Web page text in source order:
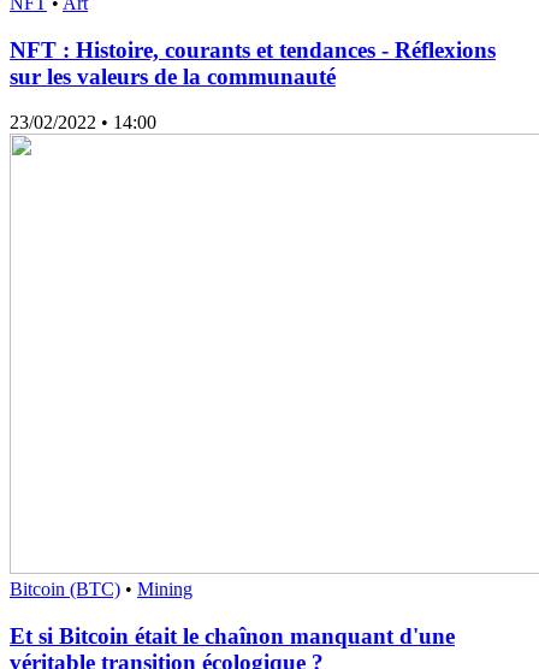
NFT : Histoire, courants et tendances - Réflexions
sur les valeurs de la communauté
23/02/2022 • 14:00
Bitcoin (BTC) • Mining
Et si Bitcoin était le chaînon manquant d'une
véritable transition écologique ?